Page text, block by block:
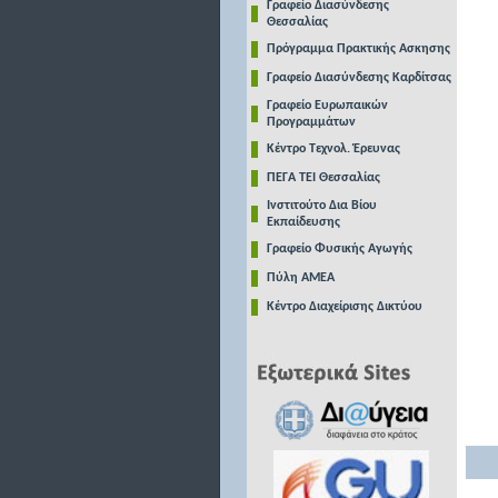
Γραφείο Διασύνδεσης
Θεσσαλίας
Πρόγραμμα Πρακτικής Ασκησης
Γραφείο Διασύνδεσης Καρδίτσας
Γραφείο Ευρωπαικών
Προγραμμάτων
Κέντρο Τεχνολ. Έρευνας
ΠΕΓΑ ΤΕΙ Θεσσαλίας
Ινστιτούτο Δια Βίου
Εκπαίδευσης
Γραφείο Φυσικής Αγωγής
Πύλη ΑΜΕΑ
Κέντρο Διαχείρισης Δικτύου